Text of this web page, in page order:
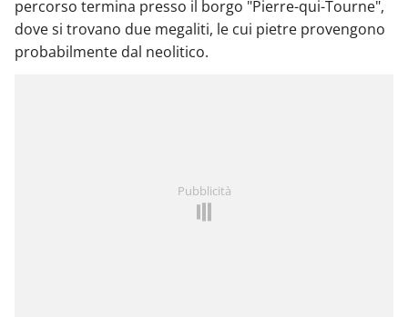
percorso termina presso il borgo "Pierre-qui-Tourne",
dove si trovano due megaliti, le cui pietre provengono
probabilmente dal neolitico.
Pubblicità